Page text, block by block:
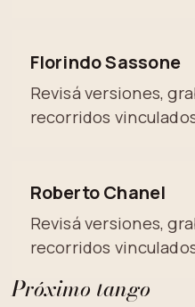
Florindo Sassone
Revisá versiones,
recorridos
Roberto Chanel
Revisá versiones,
recorridos
Próximo tango